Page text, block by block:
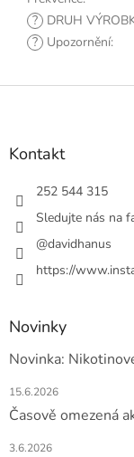
? DRUH
? Upozornění:
Z
Kontakt
252 544 315
Sledujte nás na
@davidhanus
https://
Novinky
Novinka:
15.6.2026
Časově omezená
3.6.2026